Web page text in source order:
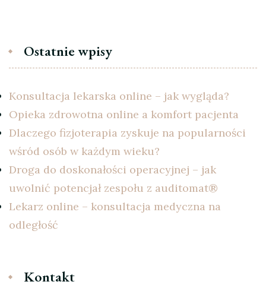
Ostatnie wpisy
Konsultacja lekarska online – jak wygląda?
Opieka zdrowotna online a komfort pacjenta
Dlaczego fizjoterapia zyskuje na popularności
wśród osób w każdym wieku?
Droga do doskonałości operacyjnej – jak
uwolnić potencjał zespołu z auditomat®
Lekarz online – konsultacja medyczna na
odległość
Kontakt